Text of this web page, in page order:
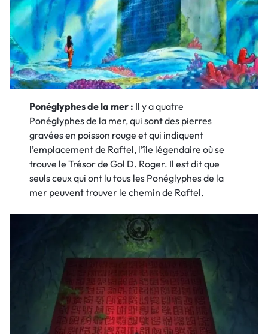
Ponéglyphes de la mer : Il y a quatre
Ponéglyphes de la mer, qui sont des pierres
gravées en poisson rouge et qui indiquent
l’emplacement de Raftel, l’île légendaire où se
trouve le Trésor de Gol D. Roger. Il est dit que
seuls ceux qui ont lu tous les Ponéglyphes de la
mer peuvent trouver le chemin de Raftel.